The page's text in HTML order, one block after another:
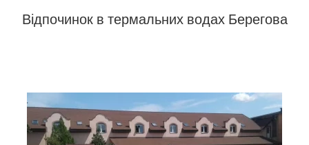
Відпочинок в термальних водах Берегова